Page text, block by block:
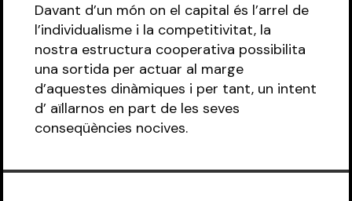
Davant d’un món on el capital és l’arrel de
l’individualisme i la competitivitat, la
nostra estructura cooperativa possibilita
una sortida per actuar al marge
d’aquestes dinàmiques i per tant, un intent
d’ aïllarnos en part de les seves
conseqüències nocives.